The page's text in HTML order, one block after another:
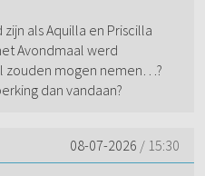
als Aquilla en Priscilla
Avondmaal werd
zouden mogen nemen…?
dan vandaan?
08-07-2026 / 15:30